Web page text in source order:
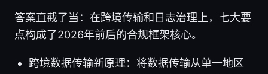
答案直截了当：在跨境传输和日志治理上，七大要
点构成了2026年前后的合规框架核心。
跨境数据传输新原理：将数据传输从单一地区